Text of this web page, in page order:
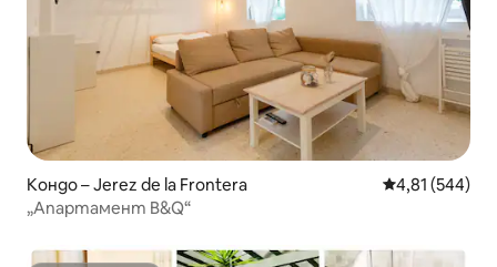
Кондо – Jerez de la Frontera Средна
4,81 (544)
„Апартамент B&Q“